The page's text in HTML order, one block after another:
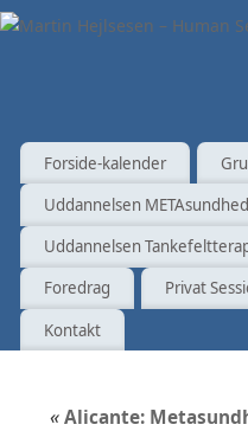
Forside-kalender
Uddannelsen METAsundhed
Uddannelsen
Foredrag
Privat
Kontakt
«Alicante: